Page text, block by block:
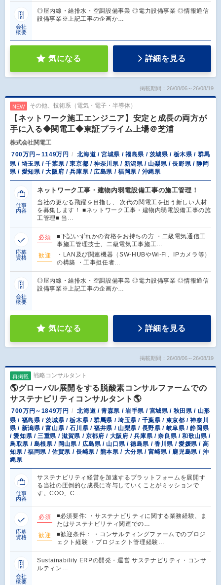
会社
概要
◎屋内線・給排水・空調設備事業 ◎電力設備事業 ◎情報通信
設備事業※上記工事の企画か…
気になる 詳細を見る
掲載期間：26/08/06～26/08/19
NEW その他、技術系（電気・電子・半導体）
【ネットワーク施工エンジニア】安定と成長の両方が
手に入る◆関電工◆東証プライム上場＠芝浦
株式会社関電工
700万円～1149万円
北海道 / 宮城県 / 福島県 / 茨城県 / 栃木県 / 群馬
県 / 埼玉県 / 千葉県 / 東京都 / 神奈川県 / 新潟県 / 山梨県 / 長野県 / 静岡
県 / 愛知県 / 大阪府 / 兵庫県 / 広島県 / 福岡県 / 沖縄県
仕事
内容
ネットワーク工事・建物内弱電設備工事の施工管理！
当社の更なる飛躍を目指し、 次代の関電工を担う新しい人材
を募集します！ ■ネットワーク工事・建物内弱電設備工事の施
工管理■ 当…
応募
資格
必須
■下記いずれかの資格をお持ちの方 ・二級電気通信工
事施工管理技士、二級電気工事施工…
歓迎
・LAN及び関連機器（SW-HUBやWi-Fi、IPカメラ等）
の構築 ・工事担任者…
会社
概要
◎屋内線・給排水・空調設備事業 ◎電力設備事業 ◎情報通信
設備事業※上記工事の企画か…
気になる 詳細を見る
掲載期間：26/08/06～26/08/19
再掲載 戦略コンサルタント
🌎グローバル展開をする脱酸素コンサルファームでの
サステナビリティコンサルタント🌎
700万円～1849万円
北海道 / 青森県 / 岩手県 / 宮城県 / 秋田県 / 山形
県 / 福島県 / 茨城県 / 栃木県 / 群馬県 / 埼玉県 / 千葉県 / 東京都 / 神奈川
県 / 新潟県 / 富山県 / 石川県 / 福井県 / 山梨県 / 長野県 / 岐阜県 / 静岡県
/ 愛知県 / 三重県 / 滋賀県 / 京都府 / 大阪府 / 兵庫県 / 奈良県 / 和歌山県 /
鳥取県 / 島根県 / 岡山県 / 広島県 / 山口県 / 徳島県 / 香川県 / 愛媛県 / 高
知県 / 福岡県 / 佐賀県 / 長崎県 / 熊本県 / 大分県 / 宮崎県 / 鹿児島県 / 沖
縄県
仕事
内容
サステナビリティ経営を加速するプラットフォームを展開す
る当社の圧倒的な成長に寄与していくことがミッションで
す。COO、C…
応募
資格
必須
◾️必須要件: ・サステナビリティに関する業務経験、ま
たはサステナビリティ関連での…
歓迎
■歓迎条件： ・コンサルティングファームでのプロジ
ェクト経験 ・プロジェクト管理経験…
会社
概要
Sustainability ERPの開発・運営 サステナビリティ・コンサ
ルティン…